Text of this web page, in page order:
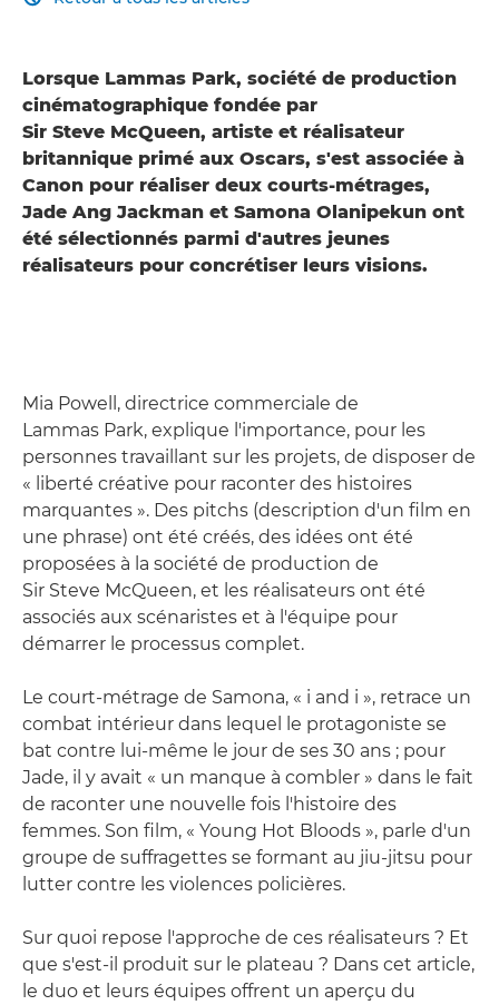
Lorsque Lammas Park, société de production
cinématographique fondée par
Sir Steve McQueen, artiste et réalisateur
britannique primé aux Oscars, s'est associée à
Canon pour réaliser deux courts-métrages,
Jade Ang Jackman et Samona Olanipekun ont
été sélectionnés parmi d'autres jeunes
réalisateurs pour concrétiser leurs visions.
Mia Powell, directrice commerciale de
Lammas Park, explique l'importance, pour les
personnes travaillant sur les projets, de disposer de
« liberté créative pour raconter des histoires
marquantes ». Des pitchs (description d'un film en
une phrase) ont été créés, des idées ont été
proposées à la société de production de
Sir Steve McQueen, et les réalisateurs ont été
associés aux scénaristes et à l'équipe pour
démarrer le processus complet.
Le court-métrage de Samona, « i and i », retrace un
combat intérieur dans lequel le protagoniste se
bat contre lui-même le jour de ses 30 ans ; pour
Jade, il y avait « un manque à combler » dans le fait
de raconter une nouvelle fois l'histoire des
femmes. Son film, « Young Hot Bloods », parle d'un
groupe de suffragettes se formant au jiu-jitsu pour
lutter contre les violences policières.
Sur quoi repose l'approche de ces réalisateurs ? Et
que s'est-il produit sur le plateau ? Dans cet article,
le duo et leurs équipes offrent un aperçu du